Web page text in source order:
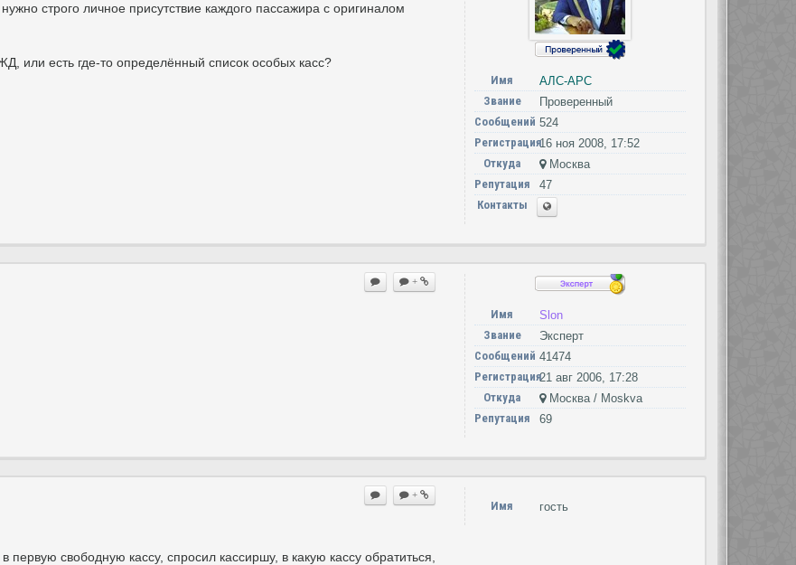
строго личное присутствие каждого пассажира с оригиналом
или есть где-то определённый список особых касс?
Имя
АЛС-АРС
Звание
Проверенный
Сообщений 524
Регистрация16 ноя 2008, 17:52
Откуда
Москва
Репутация
47
Контакты
+
Имя
Slon
Звание
Эксперт
Сообщений 41474
Регистрация21 авг 2006, 17:28
Откуда
Москва / Moskva
Репутация
69
+
свободную кассу, спросил кассиршу, в какую кассу обратиться,
Имя гость